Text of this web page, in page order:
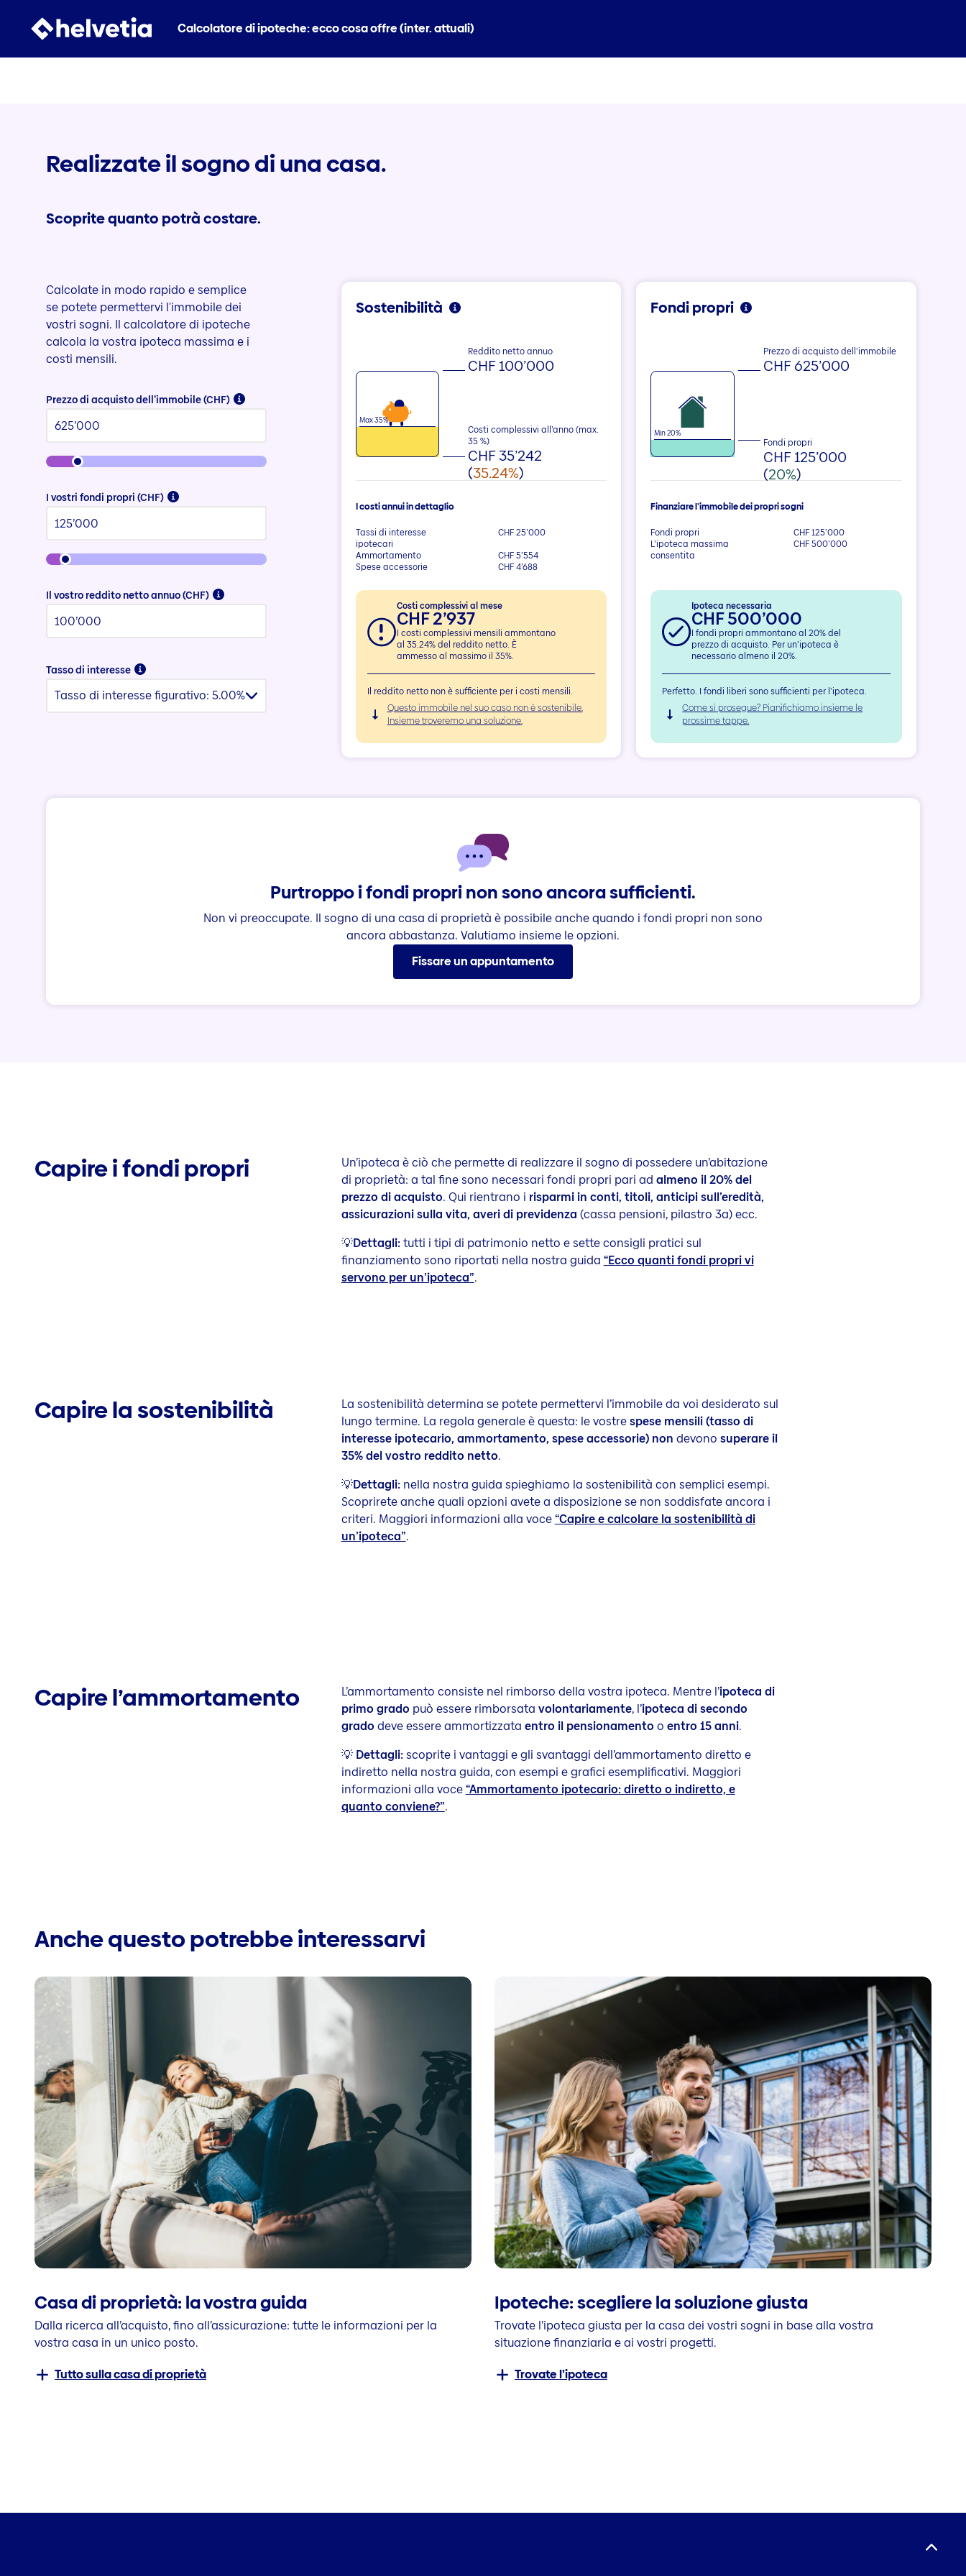
Calcolatore di ipoteche: ecco cosa offre (inter. attuali)
Realizzate il sogno di una casa.
Scoprite quanto potrà costare.
Calcolate in modo rapido e semplice
se potete permettervi l'immobile dei
vostri sogni. Il calcolatore di ipoteche
calcola la vostra ipoteca massima e i
costi mensili.
Prezzo di acquisto dell’immobile (CHF)
I vostri fondi propri (CHF)
Il vostro reddito netto annuo (CHF)
Tasso di interesse
Tasso di interesse figurativo: 5.00%
Sostenibilità
Reddito netto annuo
CHF 100’000
Max 35%
Costi complessivi all’anno (max.
35 %)
CHF 35’242
(35.24%)
I costi annui in dettaglio
Tassi di interesse
ipotecari
CHF 25’000
Ammortamento
CHF 5’554
Spese accessorie
CHF 4’688
Costi complessivi al mese
CHF 2’937
I costi complessivi mensili ammontano
al 35.24% del reddito netto. È
ammesso al massimo il 35%.
Il reddito netto non è sufficiente per i costi mensili.
Questo immobile nel suo caso non è sostenibile.
Insieme troveremo una soluzione.
Fondi propri
Prezzo di acquisto dell’immobile
CHF 625’000
Min 20%
Fondi propri
CHF 125’000
(20%)
Finanziare l’immobile dei propri sogni
Fondi propri
CHF 125’000
L’ipoteca massima
consentita
CHF 500’000
Ipoteca necessaria
CHF 500’000
I fondi propri ammontano al20% del
prezzo di acquisto. Per un’ipoteca è
necessario almeno il 20%.
Perfetto. I fondi liberi sono sufficienti per l’ipoteca.
Come si prosegue? Pianifichiamo insieme le
prossime tappe.
Purtroppo i fondi propri non sono ancora sufficienti.
Non vi preoccupate. Il sogno di una casa di proprietà è possibile anche quando i fondi propri non sono
ancora abbastanza. Valutiamo insieme le opzioni.
Fissare un appuntamento
Capire i fondi propri
Un’ipoteca è ciò che permette di realizzare il sogno di possedere un’abitazione
di proprietà: a tal fine sono necessari fondi propri pari ad almeno il 20% del
prezzo di acquisto. Qui rientrano i risparmi in conti, titoli, anticipi sull’eredità,
assicurazioni sulla vita, averi di previdenza (cassa pensioni, pilastro 3a) ecc.
💡Dettagli:tutti i tipi di patrimonio netto e sette consigli pratici sul
finanziamento sono riportati nella nostra guida “Ecco quanti fondi propri vi
servono per un’ipoteca”.
Capire la sostenibilità
La sostenibilità determina se potete permettervi l’immobile da voi desiderato sul
lungo termine. La regola generale è questa: le vostrespese mensili (tasso di
interesse ipotecario, ammortamento, spese accessorie) non devono superare il
35% del vostro reddito netto.
💡Dettagli: nella nostra guida spieghiamo la sostenibilità con semplici esempi.
Scoprirete anche quali opzioni avete a disposizione se non soddisfate ancora i
criteri. Maggiori informazioni alla voce“Capire e calcolare la sostenibilità di
un’ipoteca”.
Capire l’ammortamento L’ammortamento consiste nel rimborso della vostra ipoteca. Mentre l’ipoteca di
primo grado può essere rimborsata volontariamente, l’ipoteca di secondo
grado deve essere ammortizzata entro il pensionamento o entro 15 anni.
💡 Dettagli:scoprite i vantaggi e gli svantaggi dell’ammortamento diretto e
indiretto nella nostra guida, con esempi e grafici esemplificativi. Maggiori
informazioni alla voce“Ammortamento ipotecario: diretto o indiretto, e
quanto conviene?”.
Anche questo potrebbe interessarvi
Casa di proprietà: la vostra guida
Dalla ricerca all’acquisto, fino all’assicurazione: tutte le informazioni per la
vostra casa in un unico posto.
Tutto sulla casa di proprietà
Ipoteche: scegliere la soluzione giusta
Trovate l’ipoteca giusta per la casa dei vostri sogni in base alla vostra
situazione finanziaria e ai vostri progetti.
Trovate l’ipoteca